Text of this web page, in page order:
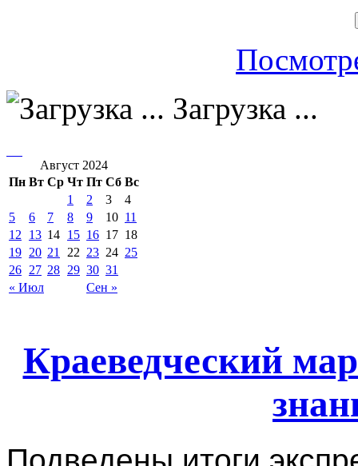
Загрузка ...
Август 2024
Пн Вт Ср Чт Пт Сб Вс
« Июл Сен »
1 2 3
4
5
6 7 8 9 10 11
12
13 14 15 16 17 18
19 20 21 22 23 24 25
26 27 28 29 30 31
Краеведческий